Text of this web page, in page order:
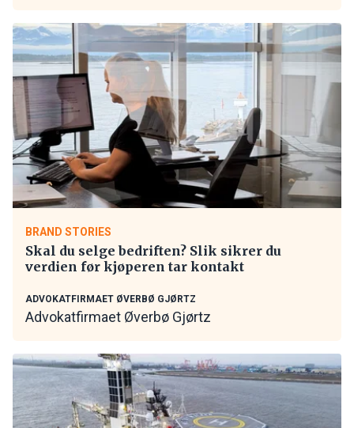
BRAND STORIES
Skal du selge bedriften? Slik sikrer du
verdien før kjøperen tar kontakt
ADVOKATFIRMAET ØVERBØ GJØRTZ
Advokatfirmaet Øverbø Gjørtz